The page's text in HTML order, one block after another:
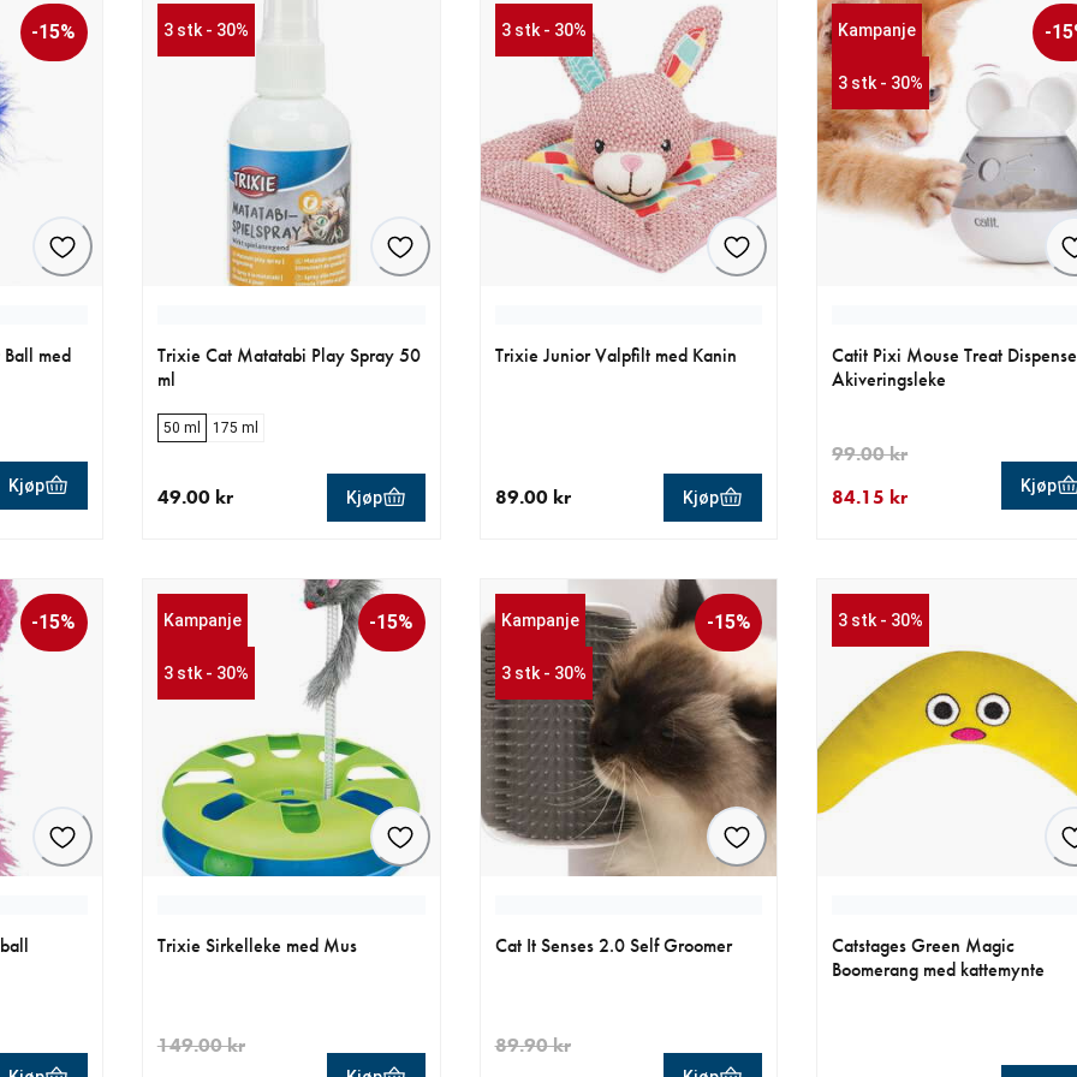
-15%
med
Kjøp
3 stk - 30%
Trixie Cat Matatabi Play Spray 50
ml
50 ml 175 ml
49.00 kr Kjøp
3 stk - 30%
Trixie Junior Valpfilt med Kanin
89.00 kr Kjøp
Kampanje
3 stk - 30%
-
Catit Pixi Mouse Treat
Akiveringsleke
84.15 kr
99.00 kr
Kjøp
-15% Kampanje
3 stk - 30%
-15%
Trixie Sirkelleke med Mus
149.00 kr
Kampanje
3 stk - 30%
-15%
Cat It Senses 2.0 Self Groomer
89.90 kr
3 stk - 30%
Catstages Green Magic
Boomerang med kattemynte